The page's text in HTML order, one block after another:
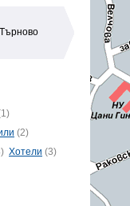
(2)
Хотели (3)